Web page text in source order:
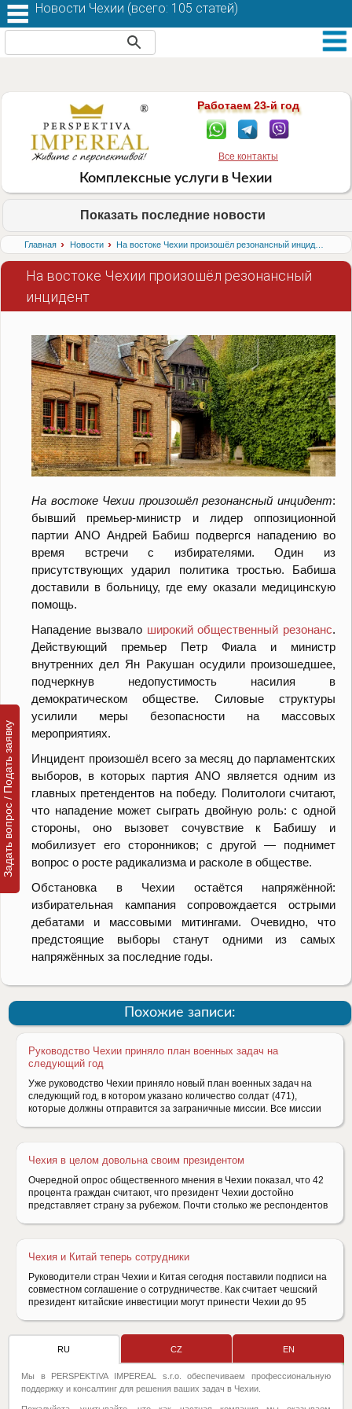
Работаем 23-й год
Все контакты
Комплексные услуги в Чехии
Показать последние новости
Главная › Новости ›
На востоке Чехии произошёл резонансный
инцидент
На востоке Чехии произошёл резонансный инцидент:
бывший премьер-министр и лидер оппозиционной
партии ANO Андрей Бабиш подвергся нападению во
время встречи с избирателями. Один из
присутствующих ударил политика тростью. Бабиша
доставили в больницу, где ему оказали медицинскую
помощь.
Нападение вызвало широкий общественный резонанс.
Действующий премьер Петр Фиала и министр
внутренних дел Ян Ракушан осудили произошедшее,
подчеркнув недопустимость насилия в
демократическом обществе. Силовые структуры
усилили меры безопасности на массовых
мероприятиях.
Инцидент произошёл всего за месяц до парламентских
выборов, в которых партия ANO является одним из
главных претендентов на победу. Политологи считают,
что нападение может сыграть двойную роль: с одной
стороны, оно вызовет сочувствие к Бабишу и
мобилизует его сторонников; с другой — поднимет
вопрос о росте радикализма и расколе в обществе.
Обстановка в Чехии остаётся напряжённой:
избирательная кампания сопровождается острыми
дебатами и массовыми митингами. Очевидно, что
предстоящие выборы станут одними из самых
напряжённых за последние годы.
Похожие записи:
Руководство Чехии приняло план военных задач на
следующий год
Уже руководство Чехии приняло новый план военных задач на
следующий год, в котором указано количество солдат (471),
которые должны отправится за заграничные миссии. Все миссии
Чехия в целом довольна своим президентом
Очередной опрос общественного мнения в Чехии показал, что 42
процента граждан считают, что президент Чехии достойно
представляет страну за рубежом. Почти столько же респондентов
Чехия и Китай теперь сотрудники
Руководители стран Чехии и Китая сегодня поставили подписи на
совместном соглашение о сотрудничестве. Как считает чешский
президент китайские инвестиции могут принести Чехии до 95
Новости Чехии (всего: 105 статей)
Задать вопрос / Подать заявку
RU CZ EN
Мы в PERSPEKTIVA IMPEREAL s.r.o. обеспечиваем профессиональную
поддержку и консалтинг для решения ваших задач в Чехии.